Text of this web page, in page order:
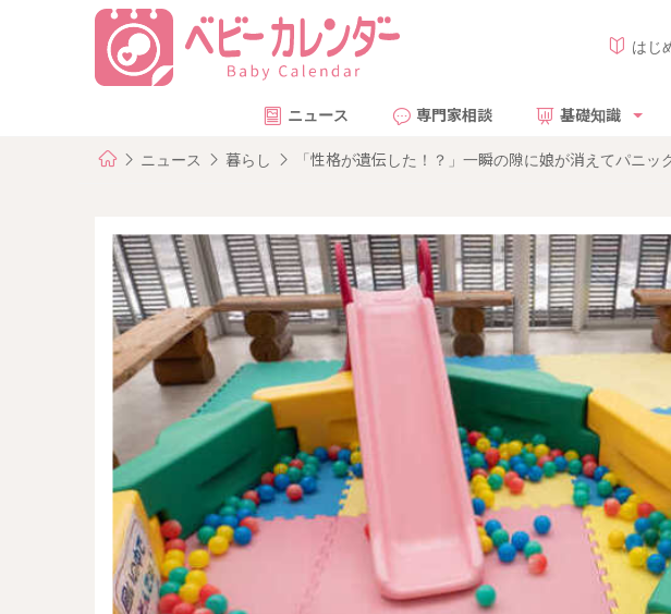
はじ
ニュース 専門家相談 基礎知識
ニュース 暮らし 「性格が遺伝した！？」一瞬の隙に娘が消えてパニ